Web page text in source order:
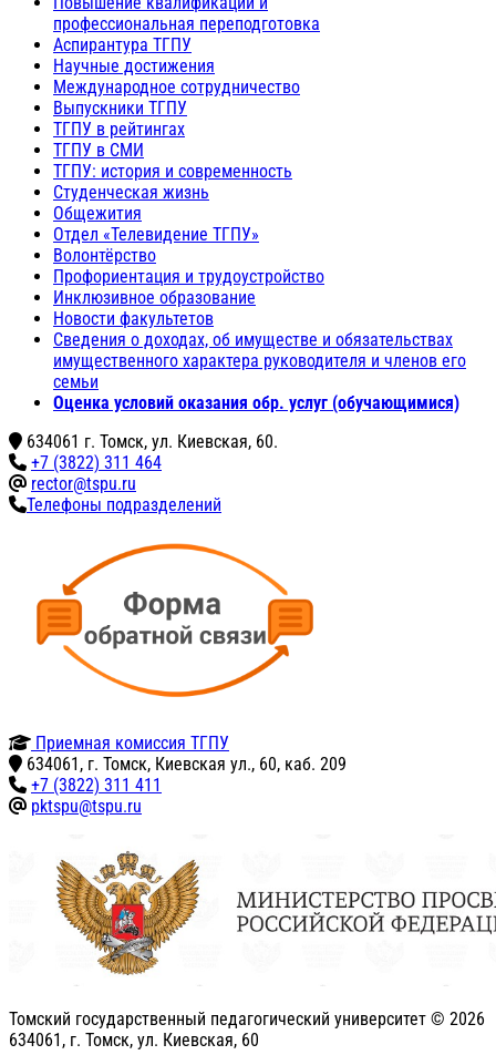
профессиональная переподготовка
Аспирантура ТГПУ
Научные достижения
Международное сотрудничество
Выпускники ТГПУ
ТГПУ в рейтингах
ТГПУ в СМИ
ТГПУ: история и современность
Студенческая жизнь
Общежития
Отдел «Телевидение ТГПУ»
Волонтёрство
Профориентация и трудоустройство
Инклюзивное образование
Новости факультетов
Сведения о доходах, об имуществе и обязательствах
имущественного характера руководителя и членов его
семьи
Оценка условий оказания обр. услуг (обучающимися)
634061 г. Томск, ул. Киевская, 60.
+7 (3822) 311 464
rector@tspu.ru
Телефоны подразделений
Приемная комиссия ТГПУ
634061, г. Томск, Киевская ул., 60, каб. 209
+7 (3822) 311 411
pktspu@tspu.ru
Томский государственный педагогический университет © 2026
634061, г. Томск, ул. Киевская, 60